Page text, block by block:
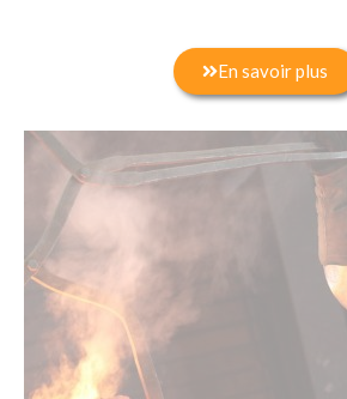
En savoir plus